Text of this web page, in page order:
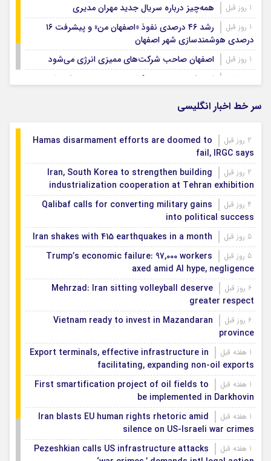
همه‌چیز درباره سریال جدید مهران مدیری
رشد ۴۶ درصدی نفوذ «اصفهان من» و پیشرفت ۱۶
درصدی هوشمندسازی شهر اصفهان
اصفهان صاحب شرکت‌های ممیزی انرژی می‌شود
اصفهان رتبه نخست کشور در توسعه و حمایت از
سر خط اخبار انگلیسی
Hamas disarmament efforts are doomed to
fail, IRGC says
Iran, South Korea to strengthen building
industrialization cooperation at Tehran exhibition
Qalibaf calls for converting military gains
into political success
Iran shakes with 415 earthquakes in a month
Trump’s economic failure: 97,000 workers
axed amid AI hype, negligence
Mehrzad: Iran sitting volleyball deserve
greater respect
Vietnam ready to invest in Mazandaran
province
Export terminals, effective infrastructure in
facilitating, expanding non-oil exports
First smartification project of oil fields to
be implemented in Darkhovin
Iran blasts EU human rights rhetoric amid
silence on US-Israeli war crimes
Pezeshkian calls US infrastructure attacks